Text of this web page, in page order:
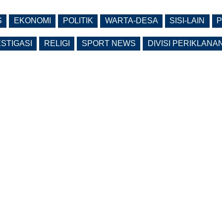
EKONOMI POLITIK WARTA-DESA SISI-LAIN
RELIGI SPORT NEWS DIVISI